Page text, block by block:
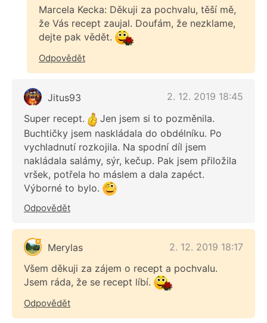
Marcela Kecka: Děkuji za pochvalu, těší mě,
že Vás recept zaujal. Doufám, že nezklame,
dejte pak vědět.
Odpovědět
Jitus93
2. 12. 2019 18:45
Super recept.
Jen jsem si to pozměnila.
Buchtičky jsem naskládala do obdélníku. Po
vychladnutí rozkojila. Na spodní díl jsem
nakládala salámy, sýr, kečup. Pak jsem přiložila
vršek, potřela ho máslem a dala zapéct.
Výborné to bylo.
Odpovědět
Merylas
2. 12. 2019 18:17
Všem děkuji za zájem o recept a pochvalu.
Jsem ráda, že se recept líbí.
Odpovědět